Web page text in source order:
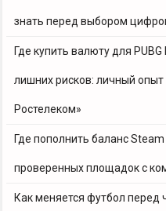
знать перед выбором
Где купить валюту для
лишних рисков: личный
Ростелеком»
Где пополнить баланс
проверенных площадок с
Как меняется футбол